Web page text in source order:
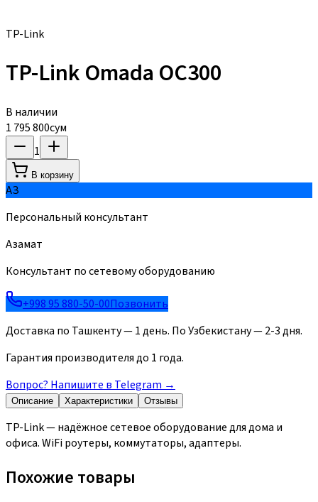
TP-Link
TP-Link Omada OC300
В наличии
1 795 800сум
1
В корзину
АЗ
Персональный консультант
Азамат
Консультант по сетевому оборудованию
+998 95 880-50-00Позвонить
Доставка по Ташкенту — 1 день. По Узбекистану — 2-3 дня.
Гарантия производителя до 1 года.
Вопрос? Напишите в Telegram →
Описание Характеристики Отзывы
TP-Link — надёжное сетевое оборудование для дома и
офиса. WiFi роутеры, коммутаторы, адаптеры.
Похожие товары